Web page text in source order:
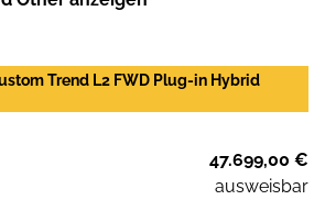
Trend L2 FWD Plug-in Hybrid
47.699,00 €
ausweisbar